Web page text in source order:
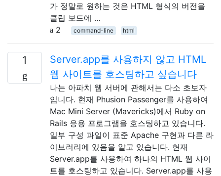
가 정말로 원하는 것은 HTML 형식의 버전을
클립 보드에 …
2
command-line html
1
Server.app를 사용하지 않고 HTML
웹 사이트를 호스팅하고 싶습니다
나는 아파치 웹 서버에 관해서는 다소 초보자
입니다. 현재 Phusion Passenger를 사용하여
Mac Mini Server (Mavericks)에서 Ruby on
Rails 응용 프로그램을 호스팅하고 있습니다.
일부 구성 파일이 표준 Apache 구현과 다른 라
이브러리에 있음을 알고 있습니다. 현재
Server.app를 사용하여 하나의 HTML 웹 사이
트를 호스팅하고 있습니다. Server.app를 사용